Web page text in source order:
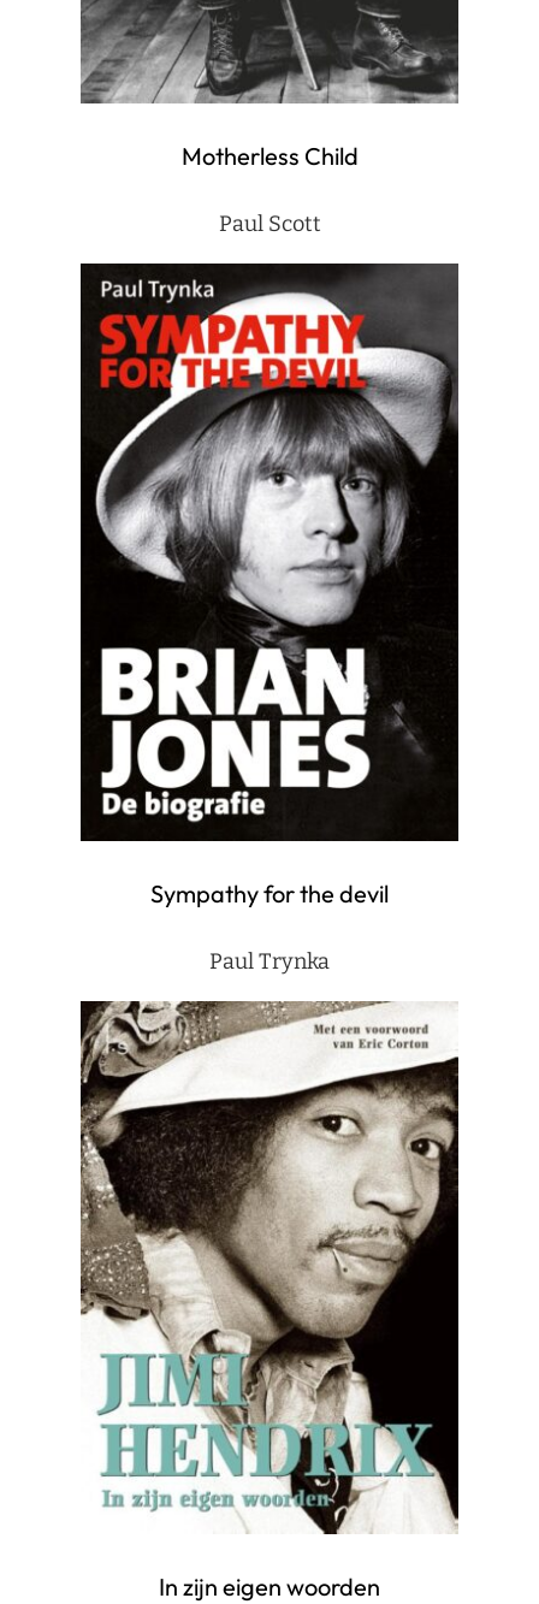
Motherless Child
Paul Scott
Sympathy for the devil
Paul Trynka
In zijn eigen woorden